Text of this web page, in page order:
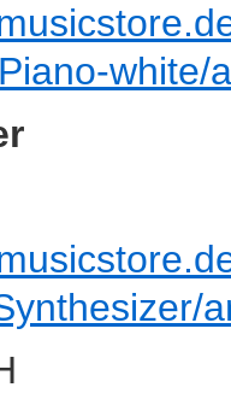
white/